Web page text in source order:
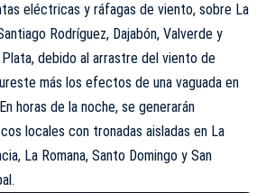
eléctricas y ráfagas de viento, sobre La
Rodríguez, Dajabón, Valverde y
debido al arrastre del viento de
más los efectos de una vaguada en
horas de la noche, se generarán
locales con tronadas aisladas en La
La Romana, Santo Domingo y San